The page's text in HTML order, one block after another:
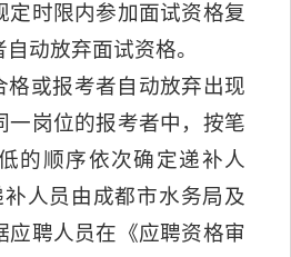
定时限内参加面试资格复
动放弃面试资格。
格或报考者自动放弃出现
一岗位的报考者中，按笔
的顺序依次确定递补人
人员由成都市水务局及
应聘人员在《应聘资格审